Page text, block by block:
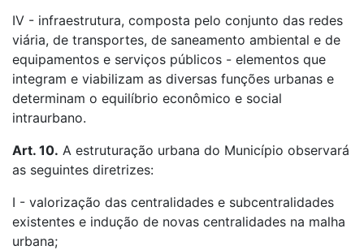
IV - infraestrutura, composta pelo conjunto das redes
viária, de transportes, de saneamento ambiental e de
equipamentos e serviços públicos - elementos que
integram e viabilizam as diversas funções urbanas e
determinam o equilíbrio econômico e social
intraurbano.
Art. 10. A estruturação urbana do Município observará
as seguintes diretrizes:
I - valorização das centralidades e subcentralidades
existentes e indução de novas centralidades na malha
urbana;